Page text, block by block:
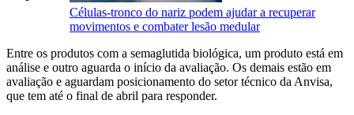
Células-tronco do nariz podem ajudar a recuperar
movimentos e combater lesão medular
Entre os produtos com a semaglutida biológica, um produto está em
análise e outro aguarda o início da avaliação. Os demais estão em
avaliação e aguardam posicionamento do setor técnico da Anvisa,
que tem até o final de abril para responder.